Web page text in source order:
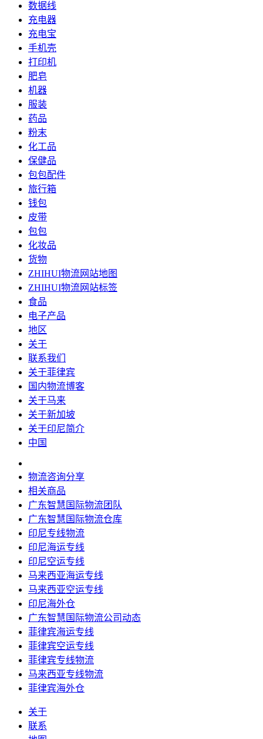
数据线
充电器
充电宝
手机壳
打印机
肥皂
机器
服装
药品
粉末
化工品
保健品
包包配件
旅行箱
钱包
皮带
包包
化妆品
货物
ZHIHUI物流网站地图
ZHIHUI物流网站标签
食品
电子产品
地区
关于
联系我们
关于菲律宾
国内物流博客
关于马来
关于新加坡
关于印尼简介
中国
物流咨询分享
相关商品
广东智慧国际物流团队
广东智慧国际物流仓库
印尼专线物流
印尼海运专线
印尼空运专线
马来西亚海运专线
马来西亚空运专线
印尼海外仓
广东智慧国际物流公司动态
菲律宾海运专线
菲律宾空运专线
菲律宾专线物流
马来西亚专线物流
菲律宾海外仓
关于
联系